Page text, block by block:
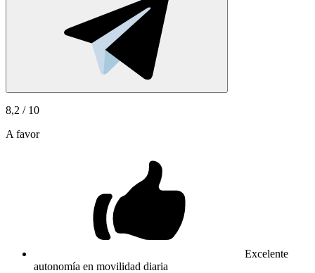
8,2 / 10
A favor
Excelente
autonomía en movilidad diaria